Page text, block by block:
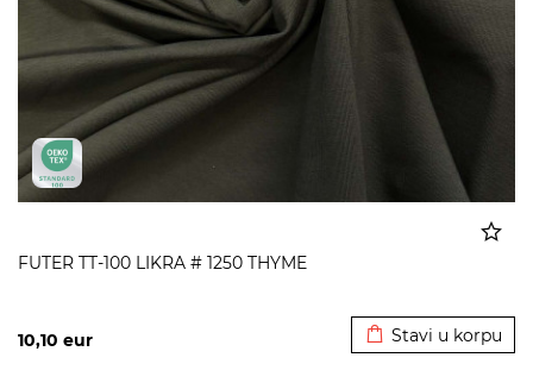
FUTER TT-100 LIKRA # 1250 THYME
10,10 eur Stavi u korpu